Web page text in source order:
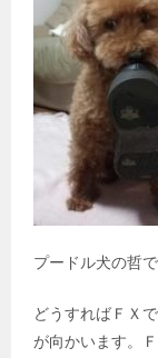
プードル犬の哲で
どうすればＦＸ
が向かいます。